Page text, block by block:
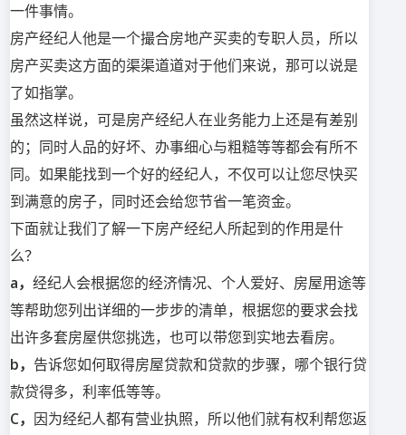
一件事情。
房产经纪人他是一个撮合房地产买卖的专职人员，所以
房产买卖这方面的渠渠道道对于他们来说，那可以说是
了如指掌。
虽然这样说，可是房产经纪人在业务能力上还是有差别
的；同时人品的好坏、办事细心与粗糙等等都会有所不
同。如果能找到一个好的经纪人，不仅可以让您尽快买
到满意的房子，同时还会给您节省一笔资金。
下面就让我们了解一下房产经纪人所起到的作用是什
么？
a， 经纪人会根据您的经济情况、个人爱好、房屋用途等
等帮助您列出详细的一步步的清单，根据您的要求会找
出许多套房屋供您挑选，也可以带您到实地去看房。
b， 告诉您如何取得房屋贷款和贷款的步骤，哪个银行贷
款贷得多，利率低等等。
C， 因为经纪人都有营业执照，所以他们就有权利帮您返